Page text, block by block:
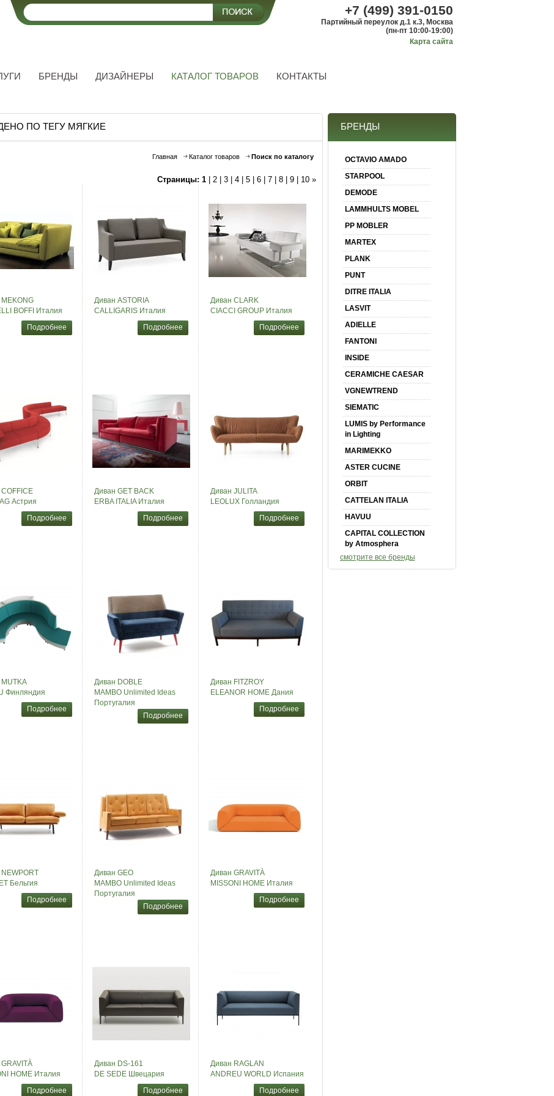
БРЕНДЫ ДИЗАЙНЕРЫ КАТАЛОГ ТОВАРОВ КОНТАКТЫ
+7 (499) 391-0150
Партийный переулок д.1 к.3, Москва
(пн-пт 10:00-19:00)
Карта сайта
ПО ТЕГУ МЯГКИЕ
Главная Каталог товаров Поиск по каталогу
Страницы: 1| 2| 3| 4| 5| 6| 7| 8| 9| 10 »
BOFFI Италия
Подробнее
Диван ASTORIA
CALLIGARIS Италия
Подробнее
Диван CLARK
CIACCI GROUP Италия
Подробнее
Астрия
Подробнее
Диван GET BACK
ERBA ITALIA Италия
Подробнее
Диван JULITA
LEOLUX Голландия
Подробнее
Финляндия
Подробнее
Диван DOBLE
MAMBO Unlimited Ideas
Португалия
Подробнее
Диван FITZROY
ELEANOR HOME Дания
Подробнее
Бельгия
Подробнее
Диван GEO
MAMBO Unlimited Ideas
Португалия
Подробнее
Диван GRAVITÀ
MISSONI HOME Италия
Подробнее
HOME Италия
Подробнее
Диван DS-161
DE SEDE Швецария
Подробнее
Диван RAGLAN
ANDREU WORLD Испания
Подробнее
БРЕНДЫ
OCTAVIO AMADO
STARPOOL
DEMODE
LAMMHULTS MOBEL
PP MOBLER
MARTEX
PLANK
PUNT
DITRE ITALIA
LASVIT
ADIELLE
FANTONI
INSIDE
CERAMICHE CAESAR
VGNEWTREND
SIEMATIC
LUMIS by Performance
in Lighting
MARIMEKKO
ASTER CUCINE
ORBIT
CATTELAN ITALIA
HAVUU
CAPITAL COLLECTION
by Atmosphera
смотрите все бренды